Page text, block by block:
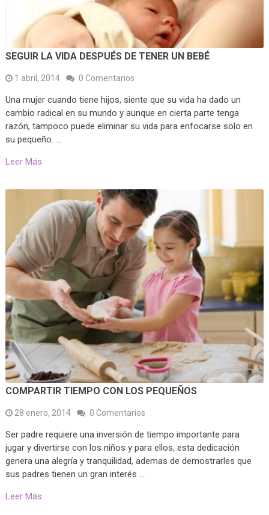
SEGUIR LA VIDA DESPUÉS DE TENER UN BEBÉ
1 abril, 2014 0 Comentarios
Una mujer cuando tiene hijos, siente que su vida ha dado un
cambio radical en su mundo y aunque en cierta parte tenga
razón, tampoco puede eliminar su vida para enfocarse solo en
su pequeño. …
Leer Más
COMPARTIR TIEMPO CON LOS PEQUEÑOS
28 enero, 2014 0 Comentarios
Ser padre requiere una inversión de tiempo importante para
jugar y divertirse con los niños y para ellos, esta dedicación
genera una alegría y tranquilidad, ademas de demostrarles que
sus padres tienen un gran interés …
Leer Más